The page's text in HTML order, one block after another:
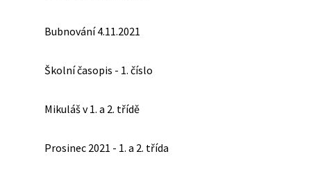
Bubnování 4.11.2021
Školní časopis - 1. číslo
Mikuláš v 1. a 2. třídě
Prosinec 2021 - 1. a 2. třída